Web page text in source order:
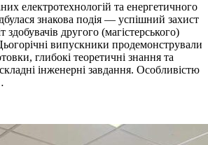
електротехнологій та енергетичного
знакова подія — успішний захист
здобувачів другого (магістерського)
випускники продемонстрували
глибокі теоретичні знання та
інженерні завдання. Особливістю